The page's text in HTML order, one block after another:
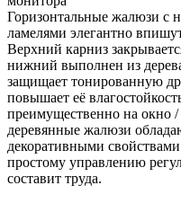
Горизонтальные жалюзи с
ламелями элегантно
Верхний карниз
нижний выполнен из
защищает тонированную
повышает её
преимущественно на окно /
деревянные жалюзи
декоративными
простому управлению
составит труда.